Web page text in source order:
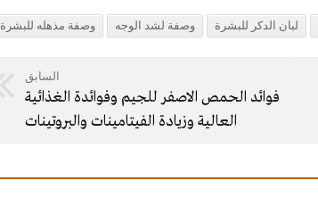
لبان الدكر للبشرة وصفة لشد الوجه وصفة مذهله للبشرة
السابق
فوائد الحمص الاصفر للجيم وفوائدة الغذائية
العالية وزيادة الفيتامينات والبروتينات